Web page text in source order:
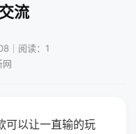
流
｜阅读：1
网
可以让一直输的玩